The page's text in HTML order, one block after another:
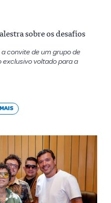
sobre os desafios
convite de um grupo de
voltado para a